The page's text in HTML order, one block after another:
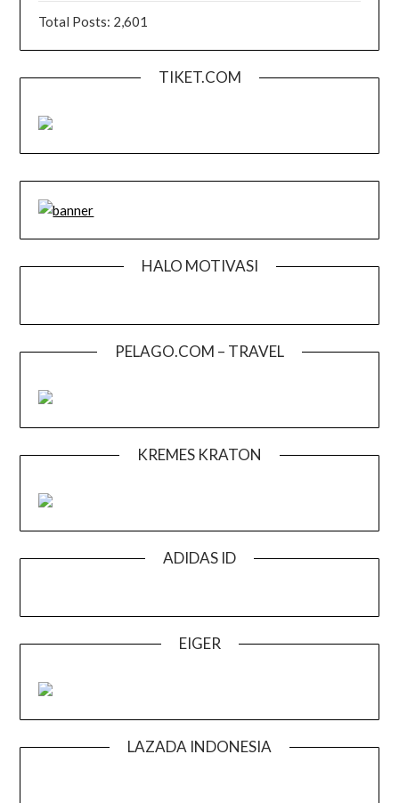
Total Posts: 2,601
TIKET.COM
HALO MOTIVASI
PELAGO.COM – TRAVEL
KREMES KRATON
ADIDAS ID
EIGER
LAZADA INDONESIA